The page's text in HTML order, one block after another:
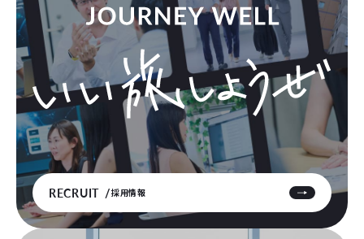
RECRUIT 採用情報